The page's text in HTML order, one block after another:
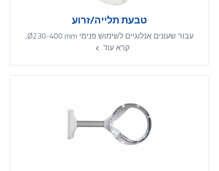
טבעת תלייה/זרוע
עבור שעונים אנלוגיים לשימוש פנימי Ø230-400 mm.
קרא עוד